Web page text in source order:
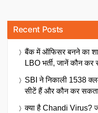
Recent Posts
बैंक में ऑफिसर बनने का
LBO भर्ती, जानें कौन
SBI ने निकाली 1538
सीटें हैं और कौन कर
क्या है Chandi Virus?